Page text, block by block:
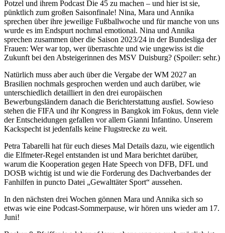
Potzel und ihrem Podcast Die 45 zu machen – und hier ist sie,
pünktlich zum großen Saisonfinale! Nina, Mara und Annika
sprechen über ihre jeweilige Fußballwoche und für manche von uns
wurde es im Endspurt nochmal emotional. Nina und Annika
sprechen zusammen über die Saison 2023/24 in der Bundesliga der
Frauen: Wer war top, wer überraschte und wie ungewiss ist die
Zukunft bei den Absteigerinnen des MSV Duisburg? (Spoiler: sehr.)
Natürlich muss aber auch über die Vergabe der WM 2027 an
Brasilien nochmals gesprochen werden und auch darüber, wie
unterschiedlich detailliert in den drei europäischen
Bewerbungsländern danach die Berichterstattung ausfiel. Sowieso
stehen die FIFA und ihr Kongress in Bangkok im Fokus, denn viele
der Entscheidungen gefallen vor allem Gianni Infantino. Unserem
Kackspecht ist jedenfalls keine Flugstrecke zu weit.
Petra Tabarelli hat für euch dieses Mal Details dazu, wie eigentlich
die Elfmeter-Regel entstanden ist und Mara berichtet darüber,
warum die Kooperation gegen Hate Speech von DFB, DFL und
DOSB wichtig ist und wie die Forderung des Dachverbandes der
Fanhilfen in puncto Datei „Gewalttäter Sport“ aussehen.
In den nächsten drei Wochen gönnen Mara und Annika sich so
etwas wie eine Podcast-Sommerpause, wir hören uns wieder am 17.
Juni!